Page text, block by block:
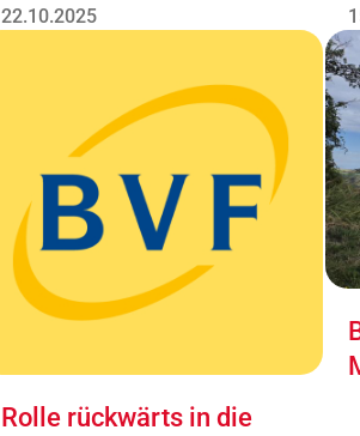
22.10.2025
Rolle rückwärts in die